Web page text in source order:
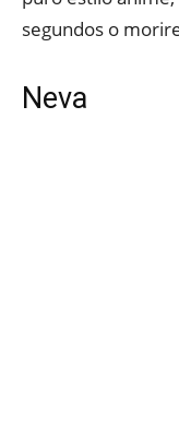
segundos o
Neva